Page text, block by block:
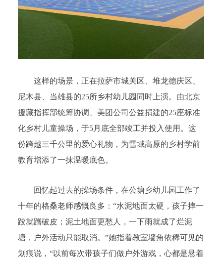
这样的场景，正在拉萨市城关区、堆龙德庆区、
尼木县、当雄县的25所乡村幼儿园同时上演。由北京
援藏指挥部统筹协调、美团公司公益捐建的25座标准
化乡村儿童操场，于5月底全部竣工并投入使用。这
份跨越三千公里的爱心礼物，为雪域高原的乡村学前
教育增添了一抹温暖底色。
回忆起过去的操场条件，在公塘乡幼儿园工作了
十年的格桑老师感慨良多：“水泥地面太硬，孩子摔一
跤就蹭破皮；泥土地面更愁人，一下雨就成了烂泥
塘，户外活动只能取消。”她指着教室墙角依稀可见的
划痕说，“以前每次带孩子们做户外游戏，心都是悬着